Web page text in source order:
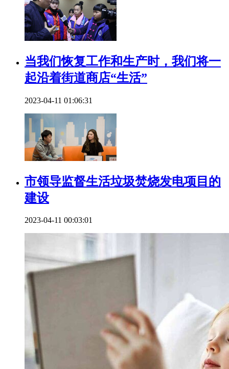
当我们恢复工作和生产时，我们将一
起沿着街道商店“生活”
2023-04-11 01:06:31
市领导监督生活垃圾焚烧发电项目的
建设
2023-04-11 00:03:01